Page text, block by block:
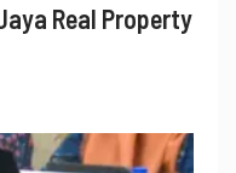
Real Property